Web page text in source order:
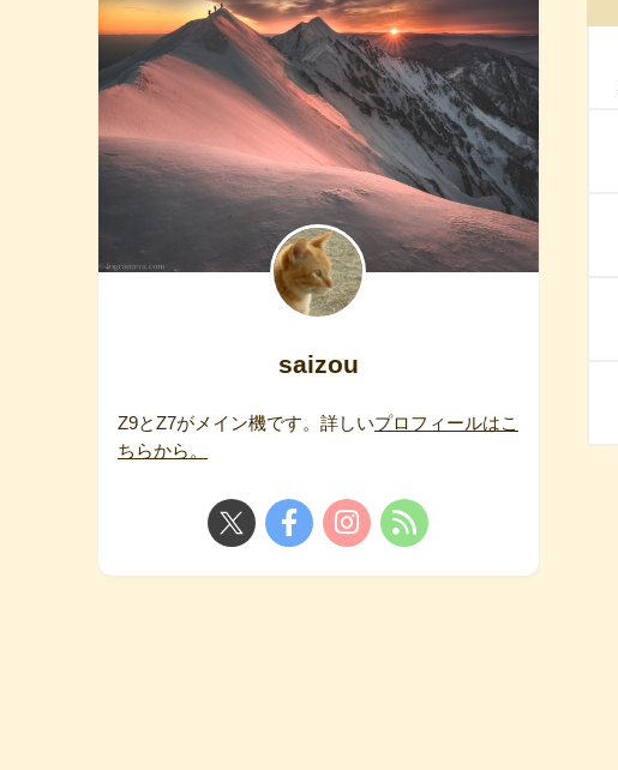
saizou
Z9とZ7がメイン機です。詳しいプロフィールはこ
ちらから。